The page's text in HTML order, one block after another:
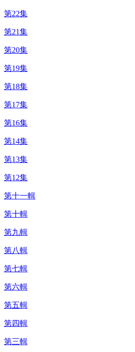
第22集
第21集
第20集
第19集
第18集
第17集
第16集
第14集
第13集
第12集
第十一輯
第十輯
第九輯
第八輯
第七輯
第六輯
第五輯
第四輯
第三輯